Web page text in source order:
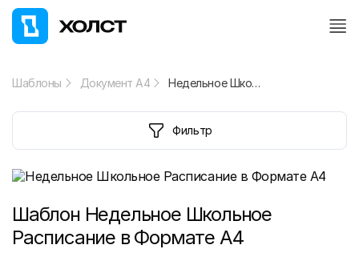
Шаблоны Документ А4 Недельное Школьное Расписание в Формате A4
Фильтр
Шаблон Недельное Школьное
Расписание в Формате A4